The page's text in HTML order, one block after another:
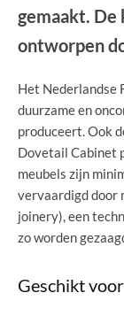
gemaakt. De
ontworpen
Het Nederlandse
duurzame en
produceert. Ook
Dovetail Cabinet
meubels zijn
vervaardigd door
joinery), een
zo worden
Geschikt